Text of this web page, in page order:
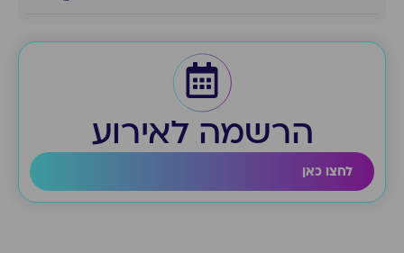
הרשמה לאירוע
לחצו כאן